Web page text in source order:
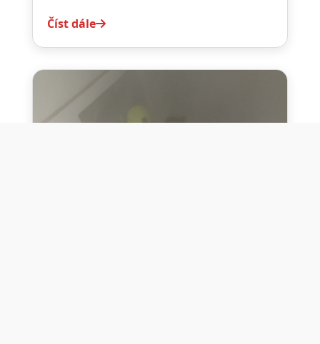
Číst dále